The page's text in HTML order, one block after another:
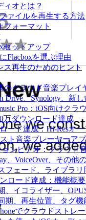
ィオとは？
ァイルを再生する方法
フォーマット
セットアップ
Flacboxを選ぶ理由
ス再生のためのヒント
のクラウド音楽プレイ
Drive、Synology、新
Pro：iOS向けクラ
万ダウンロード達成
ード達成：Hi-Resオ
ト音楽プレーヤーア
ョンビデオ：クラウド
、VoiceOver、その他
フェード、ライブラ
ロード達成：機能概要
、イコライザー、
期、再生位置、タグ機
でクラウドストレ